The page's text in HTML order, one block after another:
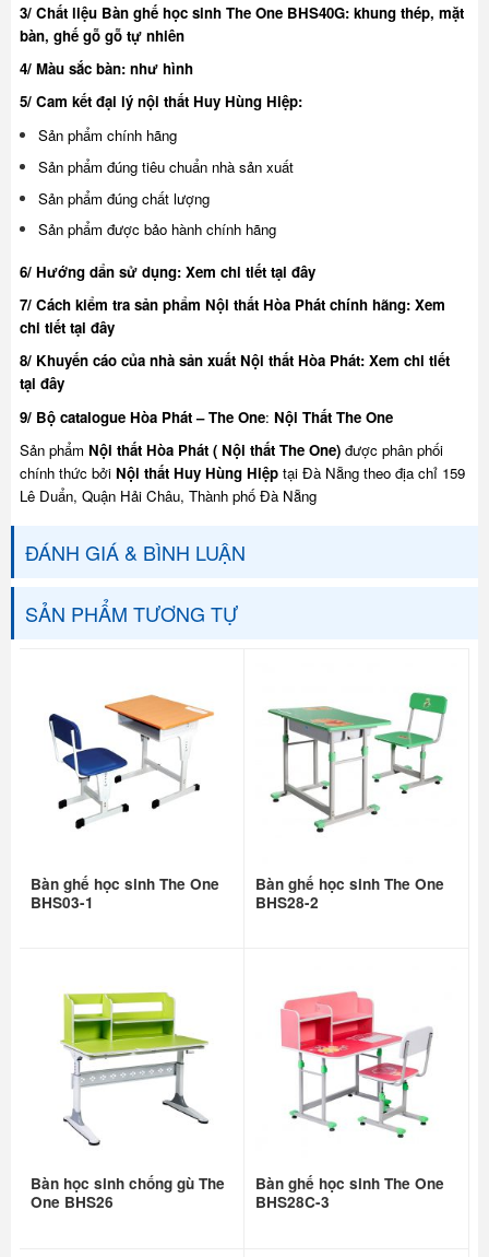
3/ Chất liệu Bàn ghế học sinh The One BHS40G: khung thép, mặt
bàn, ghế gỗ gỗ tự nhiên
4/ Màu sắc bàn: như hình
5/ Cam kết đại lý nội thất Huy Hùng Hiệp:
Sản phẩm chính hãng
Sản phẩm đúng tiêu chuẩn nhà sản xuất
Sản phẩm đúng chất lượng
Sản phẩm được bảo hành chính hãng
6/ Hướng dẩn sử dụng: Xem chi tiết tại đây
7/ Cách kiểm tra sản phẩm Nội thất Hòa Phát chính hãng: Xem
chi tiết tại đây
8/ Khuyến cáo của nhà sản xuất Nội thất Hòa Phát: Xem chi tiết
tại đây
9/ Bộ catalogue Hòa Phát – The One: Nội Thất The One
Sản phẩm Nội thất Hòa Phát ( Nội thất The One)được phân phối
chính thức bởi Nội thất Huy Hùng Hiệptại Đà Nẵng theo địa chỉ 159
Lê Duẩn, Quận Hải Châu, Thành phố Đà Nẵng
ĐÁNH GIÁ & BÌNH LUẬN
SẢN PHẨM TƯƠNG TỰ
Bàn ghế học sinh The One
BHS03-1
Bàn ghế học sinh The One
BHS28-2
Bàn học sinh chống gù The
One BHS26
Bàn ghế học sinh The One
BHS28C-3